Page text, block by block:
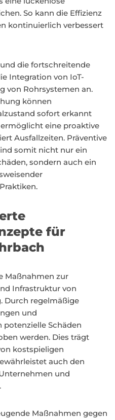
So kann die Effizienz
kontinuierlich verbessert
die fortschreitende
Integration von IoT-
von Rohrsystemen an.
können
sofort erkannt
eine proaktive
Ausfallzeiten. Präventive
somit nicht nur ein
sondern auch ein
für
Maßnahmen zur
Infrastruktur von
Durch regelmäßige
und
potenzielle Schäden
werden. Dies trägt
kostspieligen
auch den
und
Maßnahmen gegen